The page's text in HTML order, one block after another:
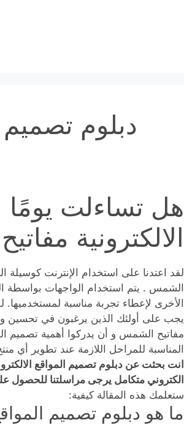
دبلوم تصميم
هل تساءلت يومًا
الالكترونية
لقد اعتدنا على استخدام الإنترنت كوسيلة
الشمس . يتم استخدام الواجهات بواسطة
الأخرى لإعطاء تجربة مناسبة
يجب على أولئك الذين يرغبون في تحسين
مفاتيح الشمس و أن يدركوا أهمية تصميم
المناسبة للمراحل اللازمة عند تطوير أي
انت بحثت عن دبلوم تصميم المواقع
الكتروني متكامل يرجى مراسلتنا للحصول
ستعلمك هذه المقالة كيفية:
ما هو دبلوم تصميم